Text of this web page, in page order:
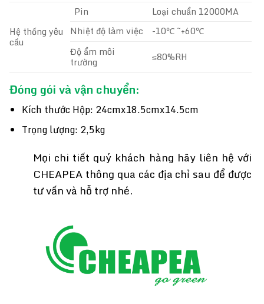
Hệ thống yêu
cầu
Pin
Loại chuẩn 12000MA
Nhiệt độ làm việc
-10℃ ~+60℃
Độ ẩm môi
trường ≤80%RH
Đóng gói và vận chuyển:
Kích thước Hộp: 24cmx18.5cmx14.5cm
Trọng lượng: 2,5kg
Mọi chi tiết quý khách hàng hãy liên hệ với
CHEAPEA thông qua các địa chỉ sau để được
tư vấn và hỗ trợ nhé.